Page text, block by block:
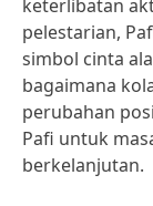
keterlibatan
pelestarian,
simbol cinta
bagaimana
perubahan
Pafi untuk
berkelanjutan.